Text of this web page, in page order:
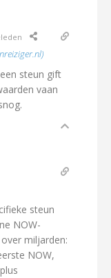
steun gift
vaan
steun
NOW-
miljarden:
NOW,